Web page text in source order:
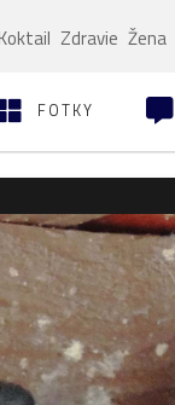
Zdravie Žena
FOTKY